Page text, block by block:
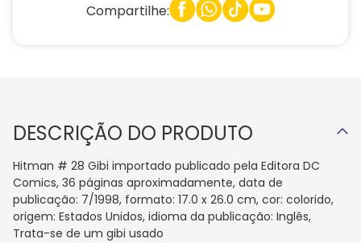
Compartilhe:
DESCRIÇÃO DO PRODUTO
Hitman # 28 Gibi importado publicado pela Editora DC
Comics, 36 páginas aproximadamente, data de
publicação: 7/1998, formato: 17.0 x 26.0 cm, cor: colorido,
origem: Estados Unidos, idioma da publicação: Inglês,
Trata-se de um gibi usado